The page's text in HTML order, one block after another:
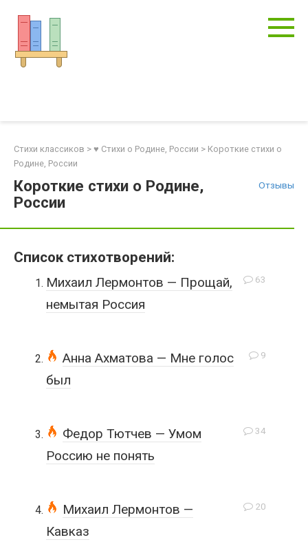
контенту
Стихи классиков > ♥ Стихи о Родине, России > Короткие стихи о
Родине, России
Отзывы
Короткие стихи о Родине,
России
Список стихотворений:
63
Михаил Лермонтов — Прощай,
немытая Россия
9
Анна Ахматова — Мне голос
был
34
Федор Тютчев — Умом
Россию не понять
20
Михаил Лермонтов —
Кавказ